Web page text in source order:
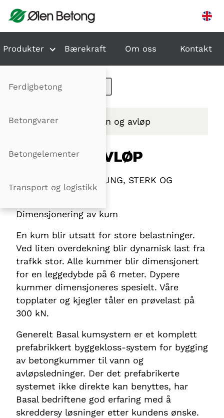
Hopp til innhold
Produkter
Ferdigbetong
Betongvarer
Betongelementer
Transport og logistikk
Bærekraft Om oss Kontakt
Produkter Vann og avløp
VANN OG AVLØP
BETONGKUM - EN TUNG, STERK OG
ROBUST LØSNING
Dimensjonering av kum
En kum blir utsatt for store belastninger.
Ved liten overdekning blir dynamisk last fra
trafkk stor. Alle kummer blir dimensjonert
for en leggedybde på 6 meter. Dypere
kummer dimensjoneres spesielt. Våre
topplater og kjegler tåler en prøvelast på
300 kN.
Generelt Basal kumsystem er et komplett
prefabrikkert byggekloss-system for bygging
av betongkummer til vann og
avløpsledninger. Der det prefabrikerte
systemet ikke direkte kan benyttes, har
Basal bedriftene god erfaring med å
skreddersy løsninger etter kundens ønske.